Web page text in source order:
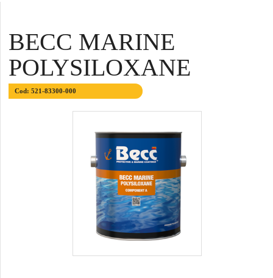
BECC MARINE
POLYSILOXANE
Cod: 521-83300-000